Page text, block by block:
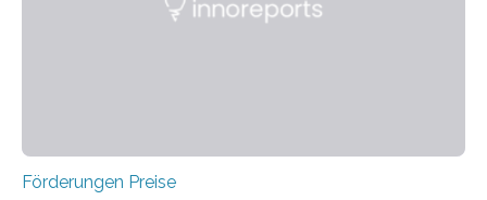
Foundation, des BIAL Award in Biomedicine ist in
Förderungen Preise